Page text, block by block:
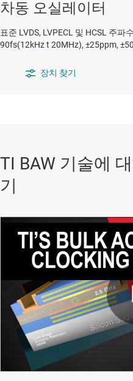
차동 오실레이터
표준 LVDS, LVPECL 및 HCSL 주파
90fs(12kHz t 20MHz), ±25ppm,
장치 찾기
TI BAW 기술에
기